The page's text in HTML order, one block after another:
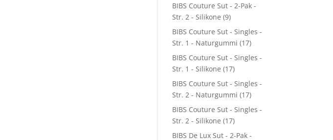
BIBS Couture Sut - 2-Pak -
Str. 2 - Silikone (9)
BIBS Couture Sut - Singles -
Str. 1 - Naturgummi (17)
BIBS Couture Sut - Singles -
Str. 1 - Silikone (17)
BIBS Couture Sut - Singles -
Str. 2 - Naturgummi (17)
BIBS Couture Sut - Singles -
Str. 2 - Silikone (17)
BIBS De Lux Sut - 2-Pak -